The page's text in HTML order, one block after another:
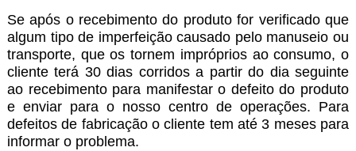
Se após o recebimento do produto for verificado que
algum tipo de imperfeição causado pelo manuseio ou
transporte, que os tornem impróprios ao consumo, o
cliente terá 30 dias corridos a partir do dia seguinte
ao recebimento para manifestar o defeito do produto
e enviar para o nosso centro de operações. Para
defeitos de fabricação o cliente tem até 3 meses para
informar o problema.